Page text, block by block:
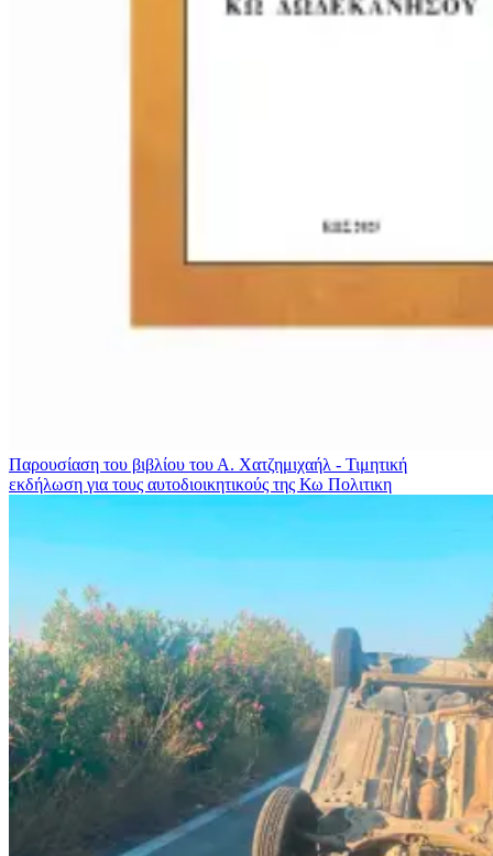
Παρουσίαση του βιβλίου του Α. Χατζημιχαήλ - Τιμητική
εκδήλωση για τους αυτοδιοικητικούς της Κω Πολιτικη